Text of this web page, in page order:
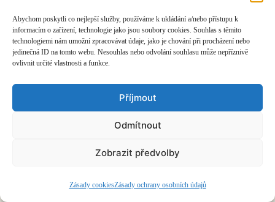
Abychom poskytli co nejlepší služby, používáme k ukládání a/nebo přístupu k
informacím o zařízení, technologie jako jsou soubory cookies. Souhlas s těmito
technologiemi nám umožní zpracovávat údaje, jako je chování při procházení nebo
jedinečná ID na tomto webu. Nesouhlas nebo odvolání souhlasu může nepříznivě
ovlivnit určité vlastnosti a funkce.
Příjmout
Odmítnout
Zobrazit předvolby
Zásady cookiesZásady ochrany osobních údajů
Facebook
Bandcamp
Mail
©2026 HISvoice – design a admin